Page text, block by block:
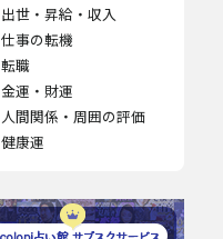
出世・昇給・収入
仕事の転機
転職
金運・財運
人間関係・周囲の評価
健康運